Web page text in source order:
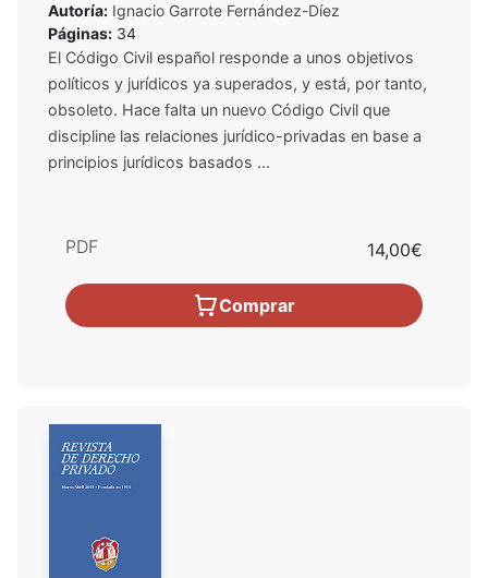
Autoría: Ignacio Garrote Fernández-Díez
Páginas: 34
El Código Civil español responde a unos objetivos
políticos y jurídicos ya superados, y está, por tanto,
obsoleto. Hace falta un nuevo Código Civil que
discipline las relaciones jurídico-privadas en base a
principios jurídicos basados ...
PDF 14,00€
Comprar